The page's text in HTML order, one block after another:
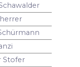
Stofer